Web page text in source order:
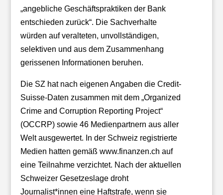
„angebliche Geschäftspraktiken der Bank
entschieden zurück“. Die Sachverhalte
würden auf veralteten, unvollständigen,
selektiven und aus dem Zusammenhang
gerissenen Informationen beruhen.
Die SZ hat nach eigenen Angaben die Credit-
Suisse-Daten zusammen mit dem „Organized
Crime and Corruption Reporting Project“
(OCCRP) sowie 46 Medienpartnern aus aller
Welt ausgewertet. In der Schweiz registrierte
Medien hatten gemäß www.finanzen.ch auf
eine Teilnahme verzichtet. Nach der aktuellen
Schweizer Gesetzeslage droht
Journalist*innen eine Haftstrafe, wenn sie